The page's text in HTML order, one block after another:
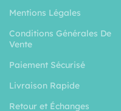
Mentions Légales
Conditions Générales De
Vente
Paiement Sécurisé
Livraison Rapide
Retour et Échanges